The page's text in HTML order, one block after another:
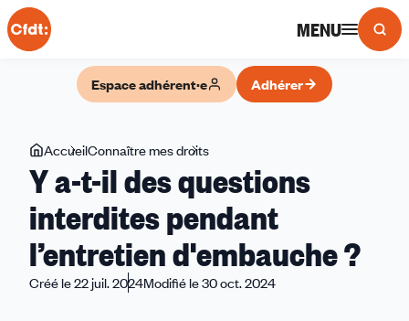
Panneau de gestion des cookies
MENU
Espace adhérent·e Adhérer
Vous
êtes
ici
AccueilConnaître mes droits
a-
il
des
questions
interdites
Y a-t-il des questions
interdites pendant
l’entretien d'embauche ?
Créé le 22 juil. 2024Modifié le 30 oct. 2024